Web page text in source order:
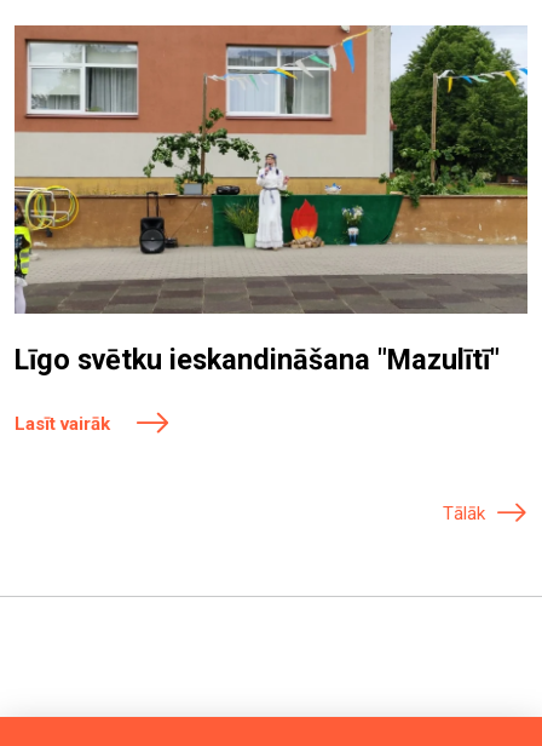
Līgo svētku ieskandināšana "Mazulītī"
Lasīt vairāk
Tālāk